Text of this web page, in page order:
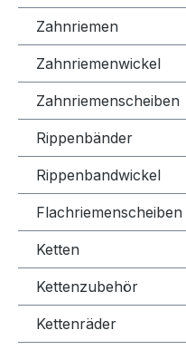
Zahnriemen
Zahnriemenwickel
Zahnriemenscheiben
Rippenbänder
Rippenbandwickel
Flachriemenscheiben
Ketten
Kettenzubehör
Kettenräder